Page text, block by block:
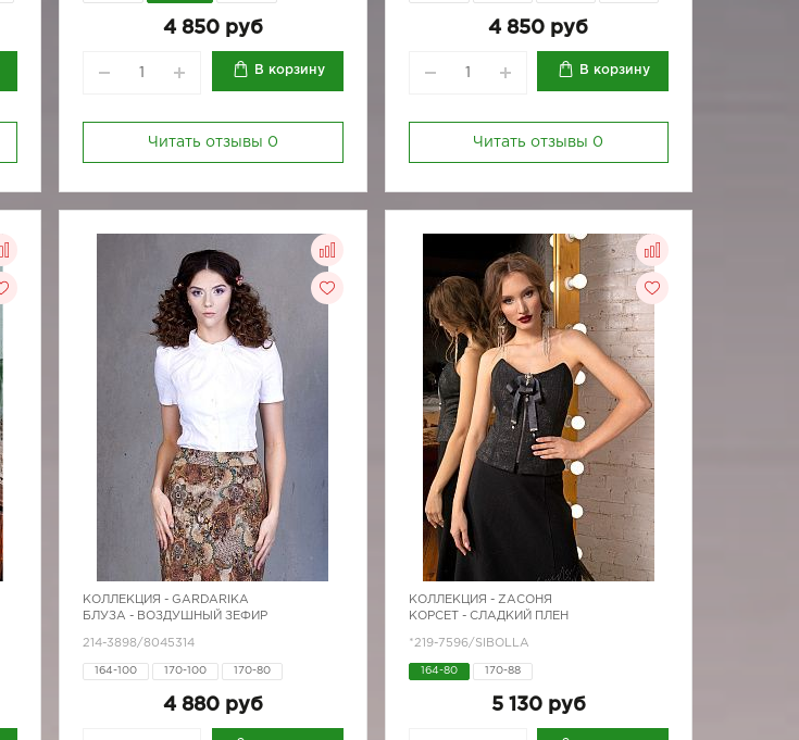
4 850 руб
В корзину
Читать отзывы 0
4 850 руб
В корзину
Читать отзывы 0
КОЛЛЕКЦИЯ -GARDARIKA
БЛУЗА - ВОЗДУШНЫЙ ЗЕФИР
214-3898/8045314
164-100 170-100 170-80
4 880 руб
КОЛЛЕКЦИЯ - ZAСОНЯ
КОРСЕТ - СЛАДКИЙ ПЛЕН
*219-7596/SIBOLLA
164-80 170-88
5 130 руб